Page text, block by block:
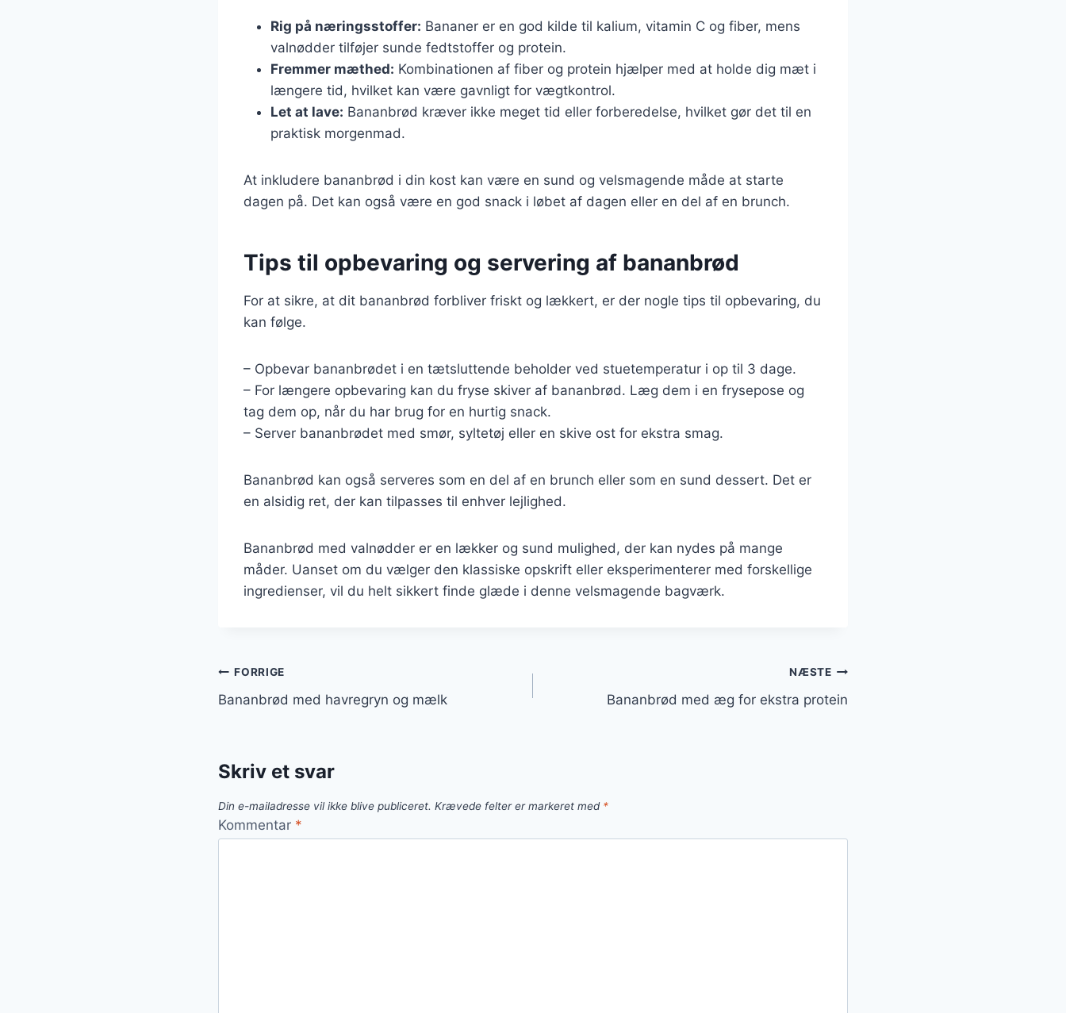
Rig på næringsstoffer: Bananer er en god kilde til kalium, vitamin C og fiber, mens
valnødder tilføjer sunde fedtstoffer og protein.
Fremmer mæthed: Kombinationen af fiber og protein hjælper med at holde dig mæt i
længere tid, hvilket kan være gavnligt for vægtkontrol.
Let at lave: Bananbrød kræver ikke meget tid eller forberedelse, hvilket gør det til en
praktisk morgenmad.
At inkludere bananbrød i din kost kan være en sund og velsmagende måde at starte
dagen på. Det kan også være en god snack i løbet af dagen eller en del af en brunch.
Tips til opbevaring og servering af bananbrød
For at sikre, at dit bananbrød forbliver friskt og lækkert, er der nogle tips til opbevaring, du
kan følge.
– Opbevar bananbrødet i en tætsluttende beholder ved stuetemperatur i op til 3 dage.
– For længere opbevaring kan du fryse skiver af bananbrød. Læg dem i en frysepose og
tag dem op, når du har brug for en hurtig snack.
– Server bananbrødet med smør, syltetøj eller en skive ost for ekstra smag.
Bananbrød kan også serveres som en del af en brunch eller som en sund dessert. Det er
en alsidig ret, der kan tilpasses til enhver lejlighed.
Bananbrød med valnødder er en lækker og sund mulighed, der kan nydes på mange
måder. Uanset om du vælger den klassiske opskrift eller eksperimenterer med forskellige
ingredienser, vil du helt sikkert finde glæde i denne velsmagende bagværk.
Indlægsnavigation
FORRIGE
Bananbrød med havregryn og mælk
NÆSTE
Bananbrød med æg for ekstra protein
Skriv et svar
Din e-mailadresse vil ikke blive publiceret. Krævede felter er markeret med *
Kommentar *